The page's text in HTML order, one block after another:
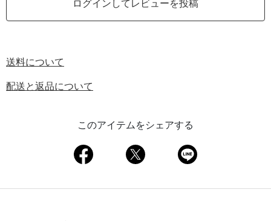
ログインしてレビューを投稿
送料について
配送と返品について
このアイテムをシェアする